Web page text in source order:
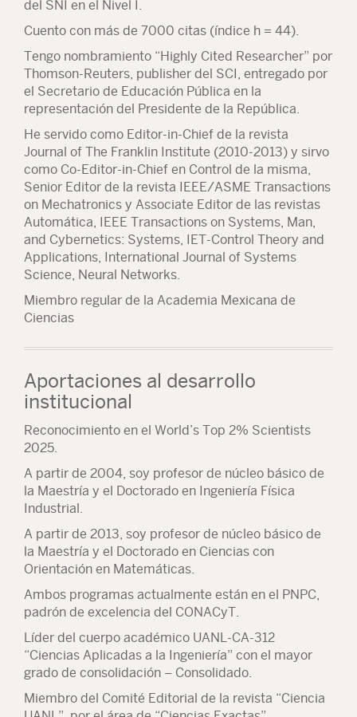
del SNI en el Nivel I.
Cuento con más de 7000 citas (índice h = 44).
Tengo nombramiento “Highly Cited Researcher” por
Thomson-Reuters, publisher del SCI, entregado por
el Secretario de Educación Pública en la
representación del Presidente de la República.
He servido como Editor-in-Chief de la revista
Journal of The Franklin Institute (2010-2013) y sirvo
como Co-Editor-in-Chief en Control de la misma,
Senior Editor de la revista IEEE/ASME Transactions
on Mechatronics y Associate Editor de las revistas
Automática, IEEE Transactions on Systems, Man,
and Cybernetics: Systems, IET-Control Theory and
Applications, International Journal of Systems
Science, Neural Networks.
Miembro regular de la Academia Mexicana de
Ciencias
Aportaciones al desarrollo
institucional
Reconocimiento en el World’s Top 2% Scientists
2025.
A partir de 2004, soy profesor de núcleo básico de
la Maestría y el Doctorado en Ingeniería Física
Industrial.
A partir de 2013, soy profesor de núcleo básico de
la Maestría y el Doctorado en Ciencias con
Orientación en Matemáticas.
Ambos programas actualmente están en el PNPC,
padrón de excelencia del CONACyT.
Líder del cuerpo académico UANL-CA-312
“Ciencias Aplicadas a la Ingeniería” con el mayor
grado de consolidación – Consolidado.
Miembro del Comité Editorial de la revista “Ciencia